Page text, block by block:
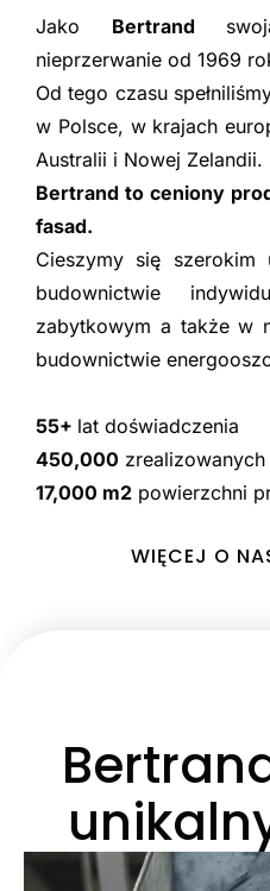
Jako Bertrand
nieprzerwanie od 1969
Od tego czasu
w Polsce, w krajach
Australii i Nowej Zelandii.
Bertrand to ceniony
fasad.
Cieszymy się szerokim
budownictwie
zabytkowym a także w
budownictwie
55+ lat doświadczenia
450,000
17,000 m2 powierzchni
WIĘCEJ O